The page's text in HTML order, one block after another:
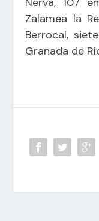
Zalamea la
Berrocal,
Granada de